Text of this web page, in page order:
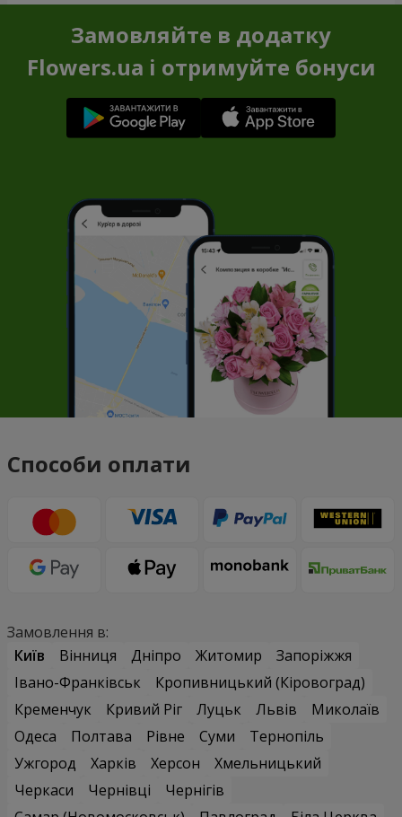
Замовляйте в додатку
Flowers.ua і отримуйте бонуси
Способи оплати
Замовлення в:
Київ
Вінниця Дніпро Житомир
Запоріжжя
Івано-Франківськ
Кропивницький (Кіровоград)
Кременчук
Кривий Ріг Луцьк Львів
Миколаїв
Одеса
Полтава Рівне Суми
Тернопіль
Ужгород
Харків Херсон
Хмельницький
Черкаси
Чернівці
Чернігів